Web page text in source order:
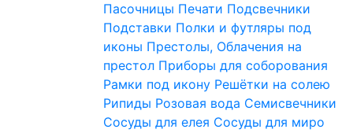
Пасочницы Печати Подсвечники
Подставки Полки и футляры под
иконы Престолы, Облачения на
престол Приборы для соборования
Рамки под икону Решётки на солею
Рипиды Розовая вода Семисвечники
Сосуды для елея Сосуды для миро